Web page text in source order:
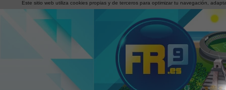
Este sitio web utiliza cookies propias y de terceros para optimizar tu navegación,